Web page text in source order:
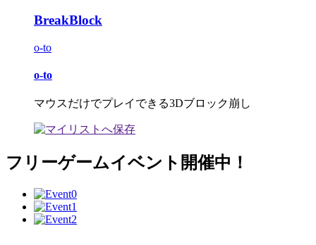
BreakBlock
o-to
o-to
マウスだけでプレイできる3Dブロック崩し
フリーゲームイベント開催中！